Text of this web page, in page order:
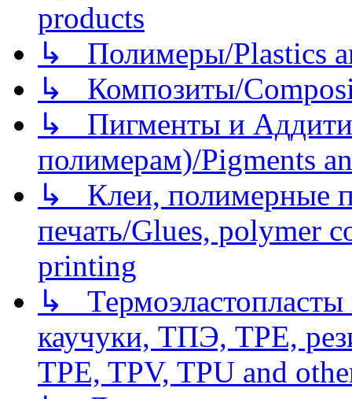
products
↳ Полимеры/Plastics
↳ Композиты/
↳ Пигменты и
полимерам)/Pigments
↳ Клеи, полимерные
печать/Glues, polymer
printing
↳
каучуки, ТПЭ, TPE,
TPE, TPV, TPU and